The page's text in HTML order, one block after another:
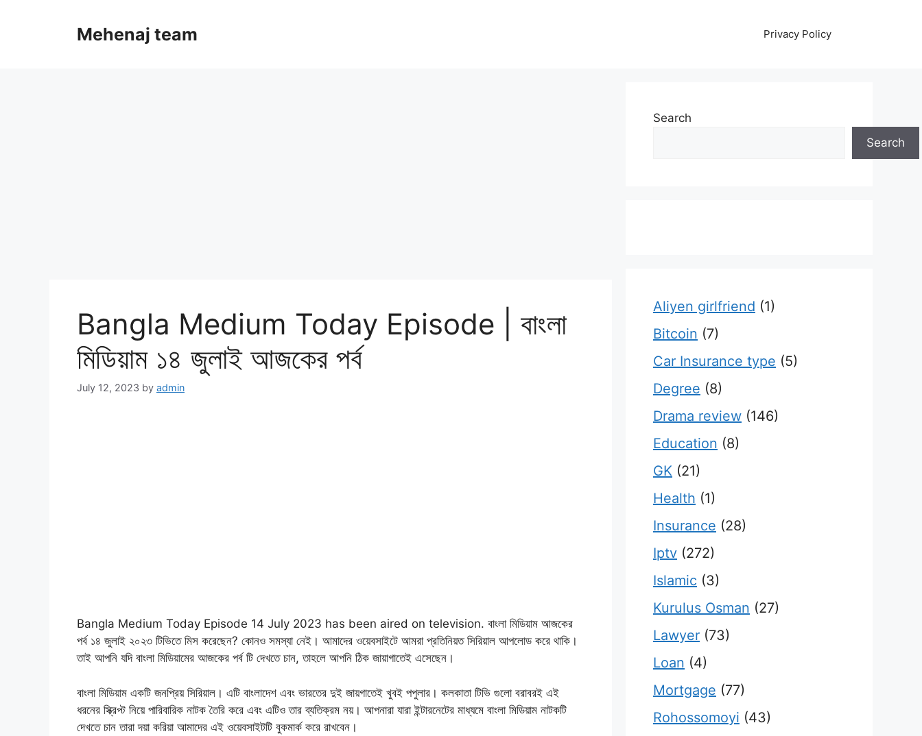
Mehenaj team Privacy Policy
Bangla Medium Today Episode | বাংলা
মিডিয়াম ১৪ জুলাই আজকের পর্ব
July 12, 2023 by admin
Bangla Medium Today Episode 14 July 2023 has been aired on television. বাংলা মিডিয়াম আজকের
পর্ব ১৪ জুলাই ২০২৩ টিভিতে মিস করেছেন? কোনও সমস্যা নেই। আমাদের ওয়েবসাইটে আমরা প্রতিনিয়ত সিরিয়াল আপলোড করে থাকি।
তাই আপনি যদি বাংলা মিডিয়ামের আজকের পর্ব টি দেখতে চান, তাহলে আপনি ঠিক জায়াগাতেই এসেছেন।
বাংলা মিডিয়াম একটি জনপ্রিয় সিরিয়াল। এটি বাংলাদেশ এবং ভারতের দুই জায়গাতেই খুবই পপুলার। কলকাতা টিভি গুলো বরাবরই এই
ধরনের স্ক্রিপ্ট নিয়ে পারিবারিক নাটক তৈরি করে এবং এটিও তার ব্যতিক্রম নয়। আপনারা যারা ইন্টারনেটের মাধ্যমে বাংলা মিডিয়াম নাটকটি
দেখতে চান তারা দয়া করিয়া আমাদের এই ওয়েবসাইটটি বুকমার্ক করে রাখবেন।
Search
Search
Aliyen girlfriend (1)
Bitcoin (7)
Car Insurance type (5)
Degree (8)
Drama review (146)
Education (8)
GK (21)
Health (1)
Insurance (28)
Iptv (272)
Islamic (3)
Kurulus Osman (27)
Lawyer (73)
Loan (4)
Mortgage (77)
Rohossomoyi (43)